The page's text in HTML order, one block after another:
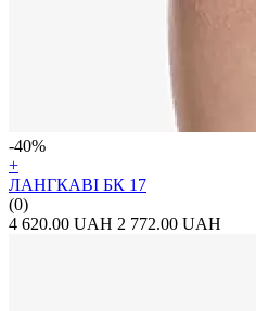
-40%
+
ЛАНГКАВІ БК 17
(0)
4 620.00 UAH 2 772.00 UAH